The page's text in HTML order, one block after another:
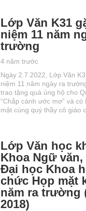
Lớp Văn K31
niệm 11 năm
trường
4 năm trước
Ngày 2.7.2022, Lớp Văn
niệm 11 năm ngày ra
trao tặng quà ủng hộ cho
“Chắp cánh ước mơ” và có
mật cùng quý thầy cô
Lớp Văn học
Khoa Ngữ
Đại học Khoa
chức Họp mặt
năm ra trường
2018)